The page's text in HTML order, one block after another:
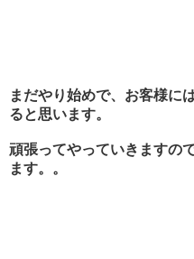
まだやり始めで、お客様に
ると思います。
頑張ってやっていきますの
ます。。